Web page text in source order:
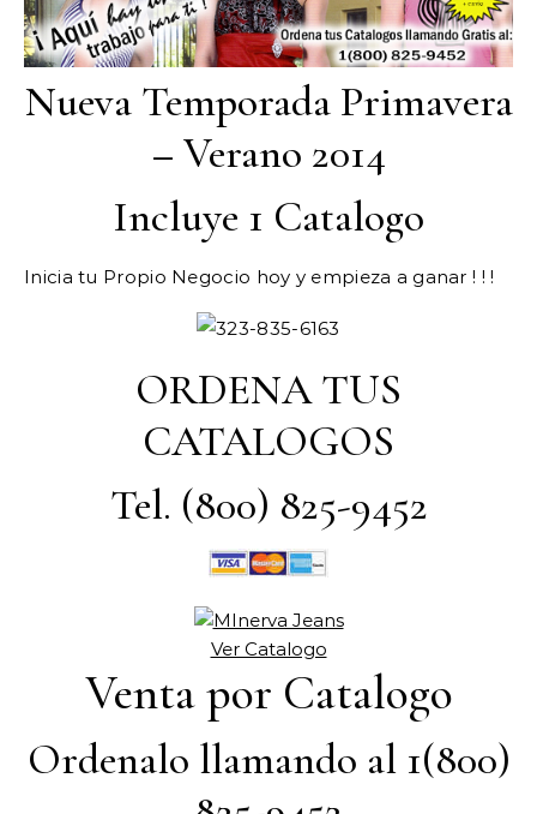
Nueva Temporada Primavera
– Verano 2014
Incluye 1 Catalogo
Inicia tu Propio Negocio hoy y empieza a ganar ! ! !
ORDENA TUS
CATALOGOS
Tel. (800) 825-9452
Ver Catalogo
Venta por Catalogo
Ordenalo llamando al 1(800)